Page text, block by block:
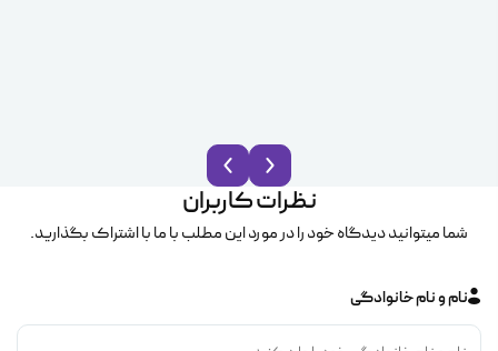
نظرات کاربران
شما میتوانید دیدگاه خود را در مورد این مطلب با ما با اشتراک بگذارید.
نام و نام خانوادگی